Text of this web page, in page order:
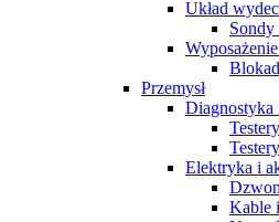
Układ
Sondy
Przemysł
Diagnostyka
Elektryka i
Kable